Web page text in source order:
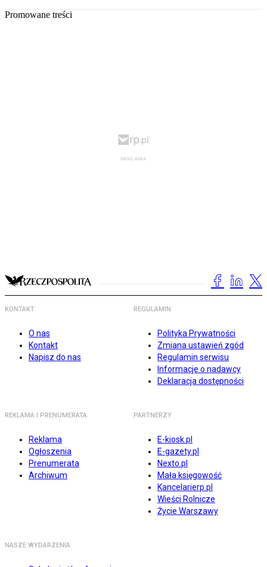
Promowane treści
KONTAKT
O nas
Kontakt
Napisz do nas
REGULAMIN
Polityka Prywatności
Zmiana ustawień zgód
Regulamin serwisu
Informacje o nadawcy
Deklaracja dostępności
REKLAMA I PRENUMERATA
Reklama
Ogłoszenia
Prenumerata
Archiwum
PARTNERZY
E-kiosk.pl
E-gazety.pl
Nexto.pl
Mała księgowość
Kancelarierp.pl
Wieści Rolnicze
Życie Warszawy
NASZE WYDARZENIA